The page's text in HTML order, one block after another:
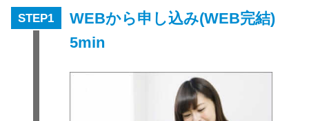
未成年でもお金を借りられる？
STEP
WEBから申し込み(WEB完結)
5min